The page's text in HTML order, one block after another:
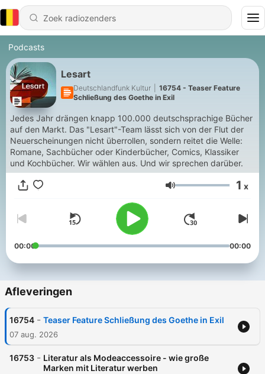
Podcasts
Lesart
Deutschlandfunk Kultur
16754 - Teaser Feature
Schließung des Goethe in Exil
Jedes Jahr drängen knapp 100.000 deutschsprachige Bücher
auf den Markt. Das "Lesart"-Team lässt sich von der Flut der
Neuerscheinungen nicht überrollen, sondern reitet die Welle:
Romane, Sachbücher oder Kinderbücher, Comics, Klassiker
und Kochbücher. Wir wählen aus. Und wir sprechen darüber.
Volume 1 x
00:00 00:00
Afleveringen
16754 - Teaser Feature Schließung des Goethe in Exil
07 aug. 2026
16753 - Literatur als Modeaccessoire - wie große
Marken mit Literatur werben